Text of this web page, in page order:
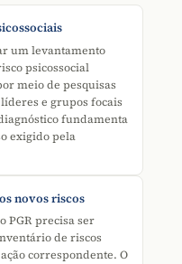
um levantamento
psicossocial
meio de pesquisas
e grupos focais
fundamenta
exigido pela
novos riscos
PGR precisa ser
de riscos
correspondente. O